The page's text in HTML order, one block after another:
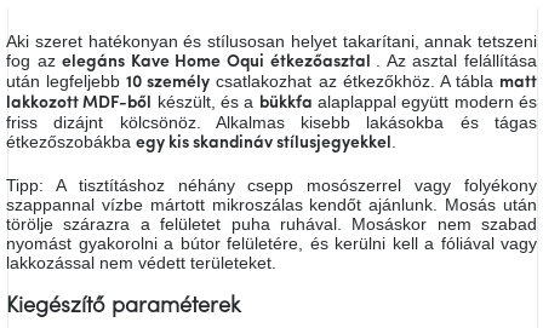
tűz
mellett
ülve
Színes
belső
Woodman
kedvezményesen
Anyák
Aki szeret hatékonyan és stílusosan helyet takarítani, annak tetszeni
fog azelegáns Kave Home Oqui étkezőasztal . Az asztal felállítása
után legfeljebb10 személy csatlakozhat az étkezőkhöz. A tábla matt
lakkozott MDF-ből készült, és a bükkfa alaplappal együtt modern és
friss dizájnt kölcsönöz. Alkalmas kisebb lakásokba és tágas
étkezőszobákba egy kis skandináv stílusjegyekkel.
Tipp: A tisztításhoz néhány csepp mosószerrel vagy folyékony
szappannal vízbe mártott mikroszálas kendőt ajánlunk. Mosás után
törölje szárazra a felületet puha ruhával. Mosáskor nem szabad
nyomást gyakorolni a bútor felületére, és kerülni kell a fóliával vagy
lakkozással nem védett területeket.
Kiegészítő paraméterek